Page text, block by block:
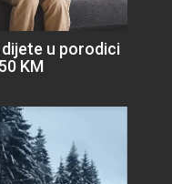
dijete u porodici
KM